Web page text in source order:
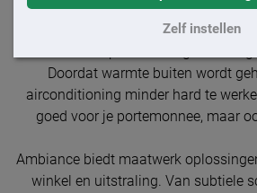
Zelf instellen
winkelervaring.
Doordat warmte buiten wordt
airconditioning minder hard te
goed voor je portemonnee, maar
Ambiance biedt maatwerk
winkel en uitstraling. Van subtiele